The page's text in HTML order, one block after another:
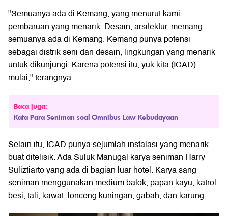
"Semuanya ada di Kemang, yang menurut kami
pembaruan yang menarik. Desain, arsitektur, memang
semuanya ada di Kemang. Kemang punya potensi
sebagai distrik seni dan desain, lingkungan yang menarik
untuk dikunjungi. Karena potensi itu, yuk kita (ICAD)
mulai," terangnya.
Baca juga:
Kata Para Seniman soal Omnibus Law Kebudayaan
Selain itu, ICAD punya sejumlah instalasi yang menarik
buat ditelisik. Ada Suluk Manugal karya seniman Harry
Suliztiarto yang ada di bagian luar hotel. Karya sang
seniman menggunakan medium balok, papan kayu, katrol
besi, tali, kawat, lonceng kuningan, gabah, dan karung.